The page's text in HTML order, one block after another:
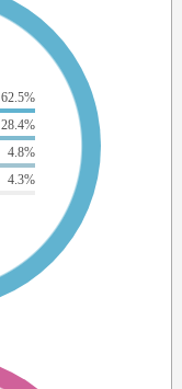
62.5%
28.4%
4.8%
4.3%